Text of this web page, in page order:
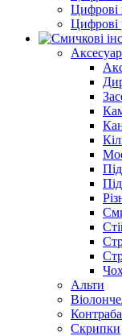
Цифрові
Цифрові
Альти
Скрипки